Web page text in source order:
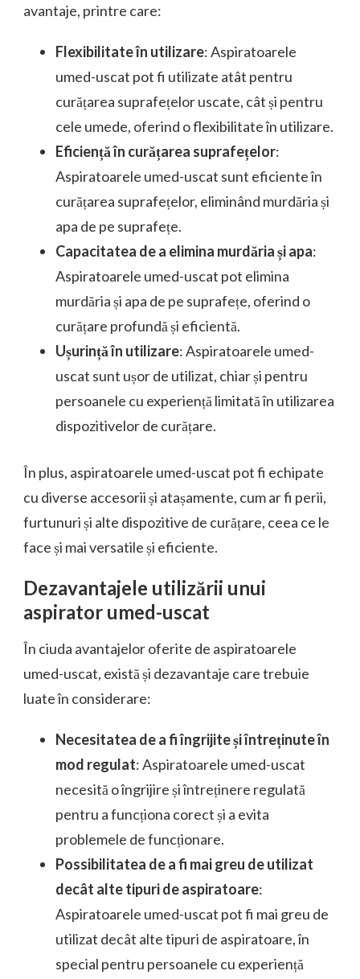
avantaje, printre care:
Flexibilitate în utilizare: Aspiratoarele
umed-uscat pot fi utilizate atât pentru
curățarea suprafețelor uscate, cât și pentru
cele umede, oferind o flexibilitate în utilizare.
Eficiență în curățarea suprafețelor:
Aspiratoarele umed-uscat sunt eficiente în
curățarea suprafețelor, eliminând murdăria și
apa de pe suprafețe.
Capacitatea de a elimina murdăria și apa:
Aspiratoarele umed-uscat pot elimina
murdăria și apa de pe suprafețe, oferind o
curățare profundă și eficientă.
Ușurință în utilizare: Aspiratoarele umed-
uscat sunt ușor de utilizat, chiar și pentru
persoanele cu experiență limitată în utilizarea
dispozitivelor de curățare.
În plus, aspiratoarele umed-uscat pot fi echipate
cu diverse accesorii și atașamente, cum ar fi perii,
furtunuri și alte dispozitive de curățare, ceea ce le
face și mai versatile și eficiente.
Dezavantajele utilizării unui
aspirator umed-uscat
În ciuda avantajelor oferite de aspiratoarele
umed-uscat, există și dezavantaje care trebuie
luate în considerare:
Necesitatea de a fi îngrijite și întreținute în
mod regulat: Aspiratoarele umed-uscat
necesită o îngrijire și întreținere regulată
pentru a funcționa corect și a evita
problemele de funcționare.
Possibilitatea de a fi mai greu de utilizat
decât alte tipuri de aspiratoare:
Aspiratoarele umed-uscat pot fi mai greu de
utilizat decât alte tipuri de aspiratoare, în
special pentru persoanele cu experiență